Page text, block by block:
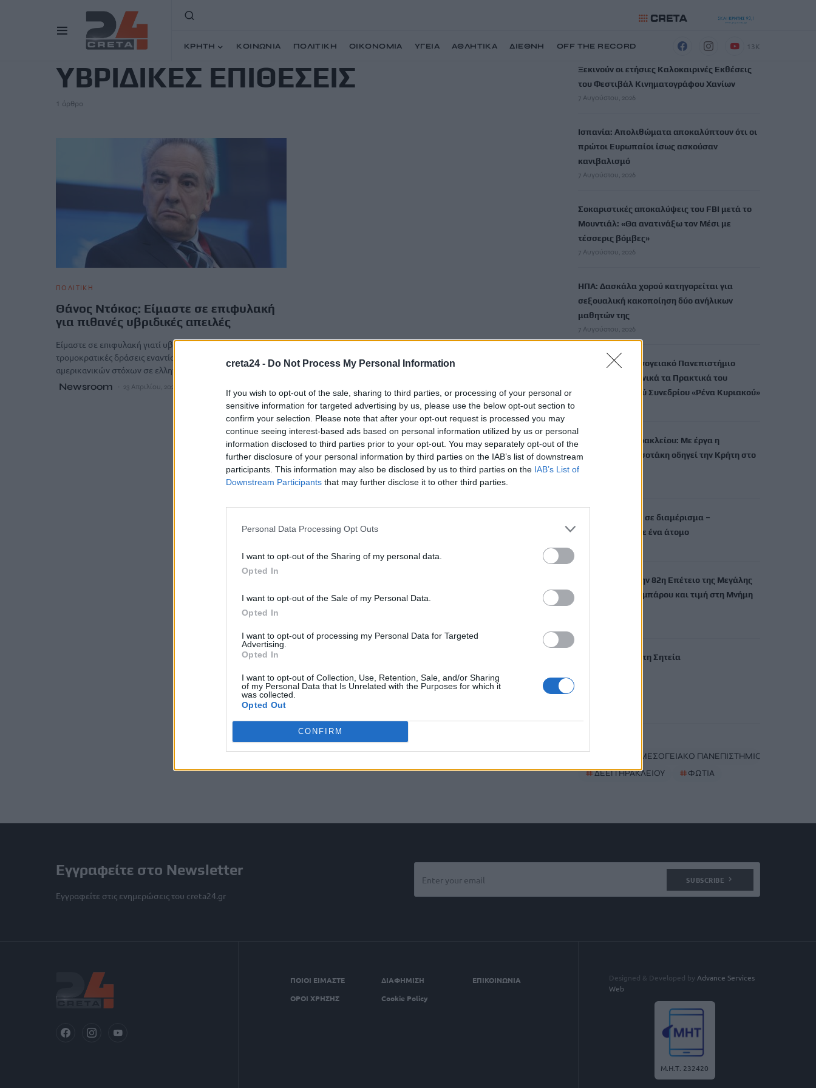
creta24 - Do Not Process My Personal Information
If you wish to opt-out of the sale, sharing to third parties, or processing of your personal or
sensitive information for targeted advertising by us, please use the below opt-out section to
confirm your selection. Please note that after your opt-out request is processed you may
continue seeing interest-based ads based on personal information utilized by us or personal
information disclosed to third parties prior to your opt-out. You may separately opt-out of the
further disclosure of your personal information by third parties on the IAB’s list of downstream
participants. This information may also be disclosed by us to third parties on the IAB’s List of
Downstream Participants that may further disclose it to other third parties.
Personal Data Processing Opt Outs
I want to opt-out of the Sharing of my personal data.
Opted In
I want to opt-out of the Sale of my Personal Data.
Opted In
I want to opt-out of processing my Personal Data for Targeted
Advertising.
Opted In
I want to opt-out of Collection, Use, Retention, Sale, and/or Sharing
of my Personal Data that Is Unrelated with the Purposes for which it
was collected.
Opted Out
CONFIRM
ΚΡΗΤΗ ΚΟΙΝΩΝΙΑ ΠΟΛΙΤΙΚΗ ΟΙΚΟΝΟΜΙΑ ΥΓΕΙΑ ΑΘΛΗΤΙΚΑ ΔΙΕΘΝΗ OFF THE RECORD 13K
ΥΒΡΙΔΙΚΕΣ ΕΠΙΘΕΣΕΙΣ
1 άρθρο
ΠΟΛΙΤΙΚΗ
Θάνος Ντόκος: Είμαστε σε επιφυλακή
για πιθανές υβριδικές απειλές
Είμαστε σε επιφυλακή γιατί υβριδικές απειλές, όπως
τρομοκρατικές δράσεις εναντίον ισραηλινών ή
αμερικανικών στόχων σε ελληνικό έδαφος. Αυτό…
Newsroom 23 Απριλίου, 2026
ΡΟΗ ΕΙΔΗΣΕΩΝ
Ξεκινούν οι ετήσιες Καλοκαιρινές Εκθέσεις
του Φεστιβάλ Κινηματογράφου Χανίων
7 Αυγούστου, 2026
Ισπανία: Απολιθώματα αποκαλύπτουν ότι οι
πρώτοι Ευρωπαίοι ίσως ασκούσαν
κανιβαλισμό
7 Αυγούστου, 2026
Σοκαριστικές αποκαλύψεις του FBI μετά το
Μουντιάλ: «Θα ανατινάξω τον Μέσι με
τέσσερις βόμβες»
7 Αυγούστου, 2026
ΗΠΑ: Δασκάλα χορού κατηγορείται για
σεξουαλική κακοποίηση δύο ανήλικων
μαθητών της
7 Αυγούστου, 2026
Το Ελληνικό Μεσογειακό Πανεπιστήμιο
εκδίδει ηλεκτρονικά τα Πρακτικά του
Διεπιστημονικού Συνεδρίου «Ρένα Κυριακού»
ΔΕΕΠ (ΝΟΔΕ) Ηρακλείου: Με έργα η
κυβέρνηση Μητσοτάκη οδηγεί την Κρήτη στο
μέλλον
Ρέθυμνο: Φωτιά σε διαμέρισμα –
Απεγκλωβίστηκε ένα άτομο
Εκδήλωση για την 82η Επέτειο της Μεγάλης
Κύκλωσης της Εμπάρου και τιμή στη Μνήμη
Νέα πυρκαγιά στη Σητεία
ΕΛΛΗΝΙΚΟ ΜΕΣΟΓΕΙΑΚΟ ΠΑΝΕΠΙΣΤΗΜΙΟ
#ΔΕΕΠ ΗΡΑΚΛΕΙΟΥ #ΦΩΤΙΑ
Εγγραφείτε στο Newsletter
Εγγραφείτε στις ενημερώσεις του creta24.gr
SUBSCRIBE
ΠΟΙΟΙ ΕΙΜΑΣΤΕ ΔΙΑΦΗΜΙΣΗ
ΕΠΙΚΟΙΝΩΝΙΑ
ΟΡΟΙ ΧΡΗΣΗΣ
Cookie Policy
Designed & Developed by Advance Services
Web
Μ.Η.Τ. 232420